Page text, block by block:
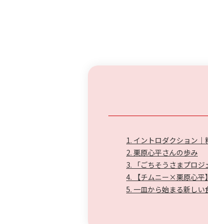
1. イントロダクション
2. 栗原心平さんの歩み
3. 「ごちそうさまプロ
4. 【チムニー×栗原心平
5. 一皿から始まる新しい